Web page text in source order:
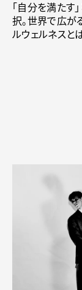
「自分を満たす
択。世界で広が
ルウェルネスと